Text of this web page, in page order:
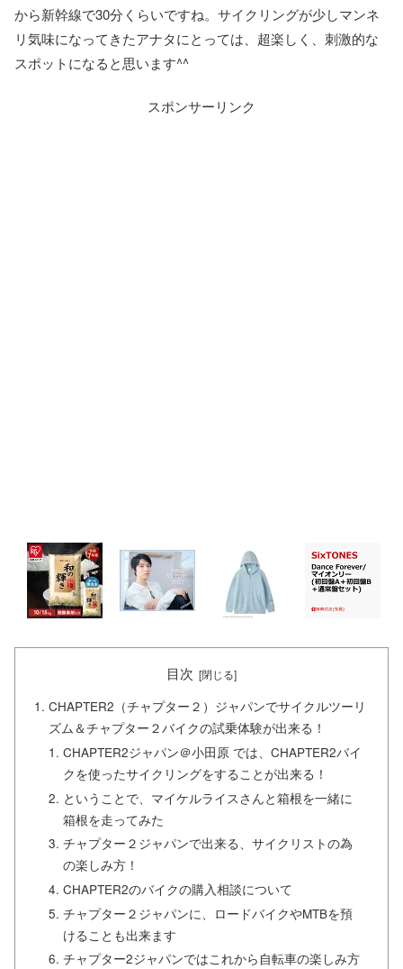
から新幹線で30分くらいですね。サイクリングが少しマンネ
リ気味になってきたアナタにとっては、超楽しく、刺激的な
スポットになると思います^^
スポンサーリンク
目次
CHAPTER2（チャプター２）ジャパンでサイクルツーリ
ズム＆チャプター２バイクの試乗体験が出来る！
CHAPTER2ジャパン＠小田原 では、CHAPTER2バイ
クを使ったサイクリングをすることが出来る！
ということで、マイケルライスさんと箱根を一緒に
箱根を走ってみた
チャプター２ジャパンで出来る、サイクリストの為
の楽しみ方！
CHAPTER2のバイクの購入相談について
チャプター２ジャパンに、ロードバイクやMTBを預
けることも出来ます
チャプター2ジャパンではこれから自転車の楽しみ方